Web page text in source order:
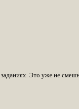
Это уже не